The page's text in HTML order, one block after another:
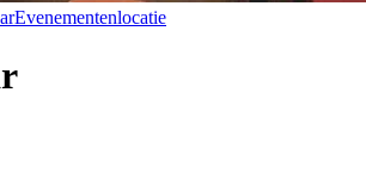
Evenementenlocatie